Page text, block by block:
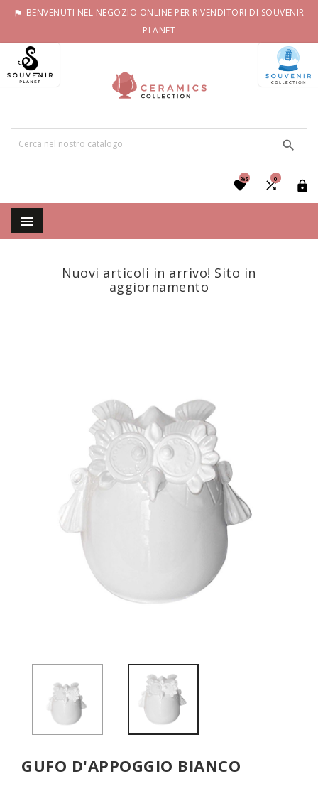

BENVENUTI NEL NEGOZIO ONLINE PER RIVENDITORI DI SOUVENIR
PLANET



0

%S

Nuovi articoli in arrivo! Sito in
aggiornamento
GUFO D'APPOGGIO BIANCO